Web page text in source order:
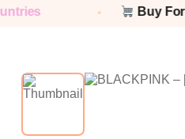
Buy For Me